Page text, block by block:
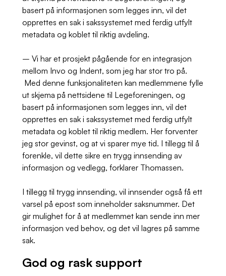
basert på informasjonen som legges inn, vil det
opprettes en sak i sakssystemet med ferdig utfylt
metadata og koblet til riktig avdeling.
– Vi har et prosjekt pågående for en integrasjon
mellom Invo og Indent, som jeg har stor tro på.
Med denne funksjonaliteten kan medlemmene fylle
ut skjema på nettsidene til Legeforeningen, og
basert på informasjonen som legges inn, vil det
opprettes en sak i sakssystemet med ferdig utfylt
metadata og koblet til riktig medlem. Her forventer
jeg stor gevinst, og at vi sparer mye tid. I tillegg til å
forenkle, vil dette sikre en trygg innsending av
informasjon og vedlegg, forklarer Thomassen.
I tillegg til trygg innsending, vil innsender også få ett
varsel på epost som inneholder saksnummer. Det
gir mulighet for å at medlemmet kan sende inn mer
informasjon ved behov, og det vil lagres på samme
sak.
God og rask support